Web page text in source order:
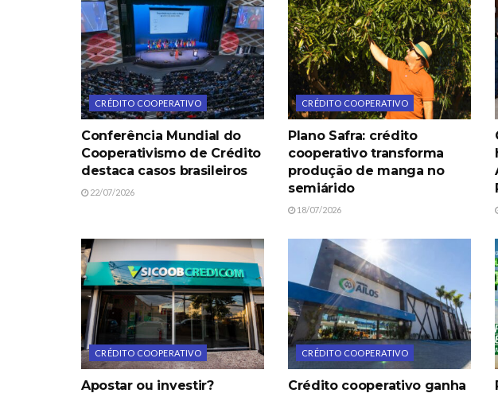
CRÉDITO COOPERATIVO
Conferência Mundial do
Cooperativismo de Crédito
destaca casos brasileiros
22/07/2026
CRÉDITO COOPERATIVO
Plano Safra: crédito
cooperativo transforma
produção de manga no
semiárido
18/07/2026
CRÉDITO COOPERATIVO
Apostar ou investir?
CRÉDITO COOPERATIVO
Crédito cooperativo ganha